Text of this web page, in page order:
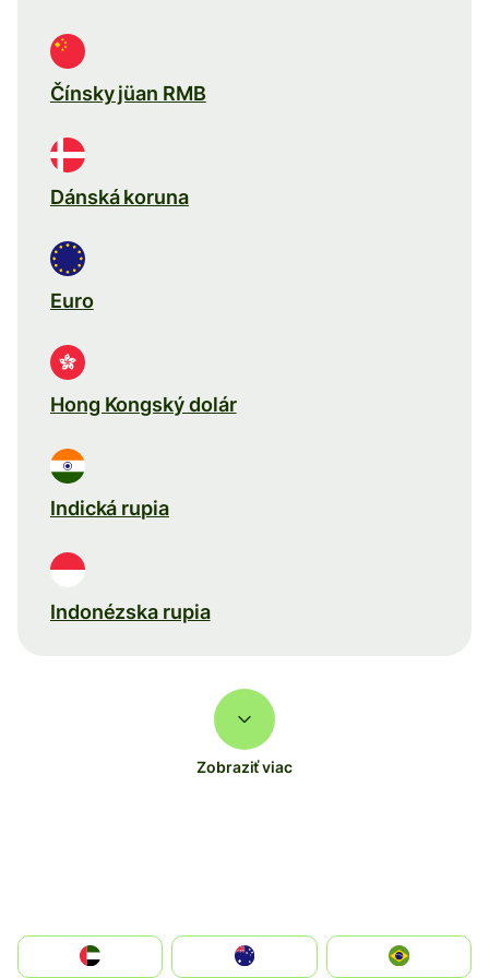
Čínsky jüan RMB
Dánská koruna
Euro
Hong Kongský dolár
Indická rupia
Indonézska rupia
Zobraziť viac
الإمارات العربية المتحدة